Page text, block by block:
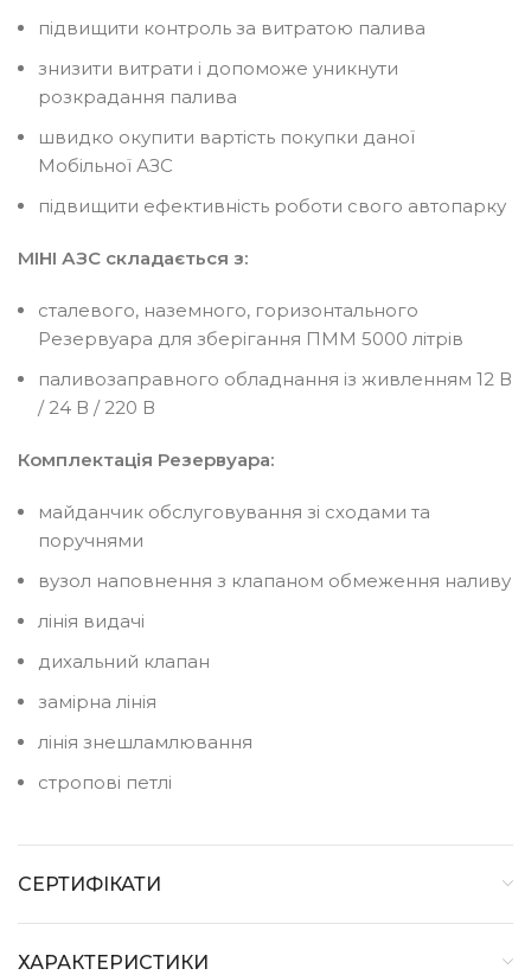
підвищити контроль за витратою палива
знизити витрати і допоможе уникнути
розкрадання палива
швидко окупити вартість покупки даної
Мобільної АЗС
підвищити ефективність роботи свого автопарку
МІНІ АЗС складається з:
сталевого, наземного, горизонтального
Резервуара для зберігання ПММ 5000 літрів
паливозаправного обладнання із живленням 12 В
/ 24 В / 220 В
Комплектація Резервуара:
майданчик обслуговування зі сходами та
поручнями
вузол наповнення з клапаном обмеження наливу
лінія видачі
дихальний клапан
замірна лінія
лінія знешламлювання
стропові петлі
СЕРТИФІКАТИ
ХАРАКТЕРИСТИКИ